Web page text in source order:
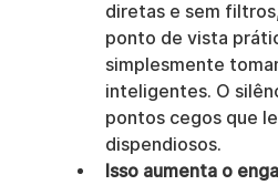
diretas e sem
ponto de vista
simplesmente
inteligentes. O
pontos cegos que
dispendiosos.
Isso aumenta o